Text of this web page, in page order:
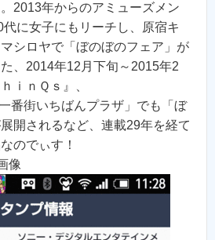
2013年からのアミューズメン
代に女子にもリーチし、原宿キ
シロヤで「ぼのぼのフェア」が
、2014年12月下旬～2015年2
ｉｎＱｓ』、
番街いちばんプラザ」でも「ぼ
開されるなど、連載29年を経て
のでぃす！
像